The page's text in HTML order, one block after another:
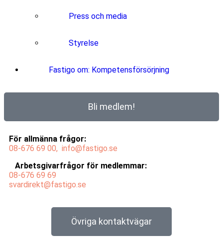
Press och media
Styrelse
Fastigo om: Kompetensförsörjning
Bli medlem!
För allmänna frågor:
08-676 69 00, info@fastigo.se
Arbetsgivarfrågor för medlemmar:
08-676 69 69
svardirekt@fastigo.se
Övriga kontaktvägar